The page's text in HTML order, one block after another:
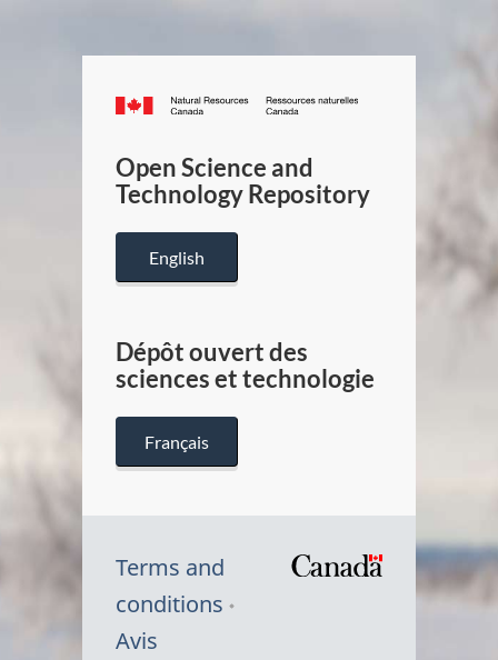
Canada.ca
/
Canada
Open Science and
Technology Repository
English
Dépôt ouvert des
sciences et technologie
Français
Terms and
conditions
Avis
Symbole